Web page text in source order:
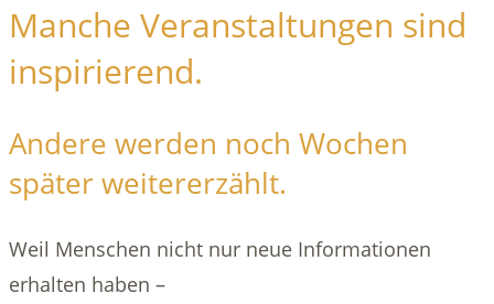
Manche Veranstaltungen sind
inspirierend.
Andere werden noch Wochen
später weitererzählt.
Weil Menschen nicht nur neue Informationen
erhalten haben –